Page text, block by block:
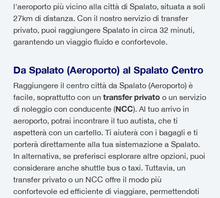
l'aeroporto più vicino alla città di Spalato, situata a soli
27km di distanza. Con il nostro servizio di transfer
privato, puoi raggiungere Spalato in circa 32 minuti,
garantendo un viaggio fluido e confortevole.
Da Spalato (Aeroporto) al Spalato Centro
Raggiungere il centro città da Spalato (Aeroporto) è
facile, soprattutto con un transfer privatoo un servizio
di noleggio con conducente (NCC). Al tuo arrivo in
aeroporto, potrai incontrare il tuo autista, che ti
aspetterà con un cartello. Ti aiuterà con i bagagli e ti
porterà direttamente alla tua sistemazione a Spalato.
In alternativa, se preferisci esplorare altre opzioni, puoi
considerare anche shuttle bus o taxi. Tuttavia, un
transfer privato o un NCC offre il modo più
confortevole ed efficiente di viaggiare, permettendoti